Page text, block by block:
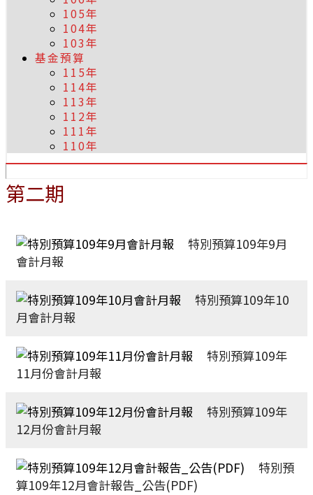
105年
104年
103年
基金預算
115年
114年
113年
112年
111年
110年
第二期
特別預算109年9月
會計月報
特別預算109年10
月會計月報
特別預算109年
11月份會計月報
特別預算109年
12月份會計月報
特別預
算109年12月會計報告_公告(PDF)